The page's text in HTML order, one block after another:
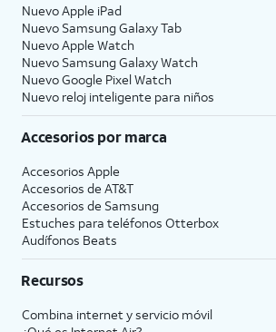
Nuevo Apple iPad
Nuevo Samsung Galaxy Tab
Nuevo Apple Watch
Nuevo Samsung Galaxy Watch
Nuevo Google Pixel Watch
Nuevo reloj inteligente para niños
Accesorios por marca
Accesorios Apple
Accesorios de AT&T
Accesorios de Samsung
Estuches para teléfonos Otterbox
Audífonos Beats
Recursos
Combina internet y servicio móvil